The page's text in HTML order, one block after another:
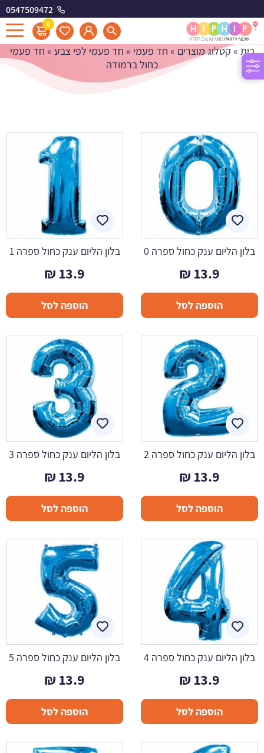
0547509472
0
חד פעמי כחול ברמודה
בית » קטלוג מוצרים » חד פעמי » חד פעמי לפי צבע » חד פעמי
כחול ברמודה
בלון הליום ענק כחול ספרה 0
13.9
₪
הוספה לסל
בלון הליום ענק כחול ספרה 1
13.9
₪
הוספה לסל
בלון הליום ענק כחול ספרה 2
13.9
₪
הוספה לסל
בלון הליום ענק כחול ספרה 3
13.9
₪
הוספה לסל
בלון הליום ענק כחול ספרה 4
13.9
₪
הוספה לסל
בלון הליום ענק כחול ספרה 5
13.9
₪
הוספה לסל